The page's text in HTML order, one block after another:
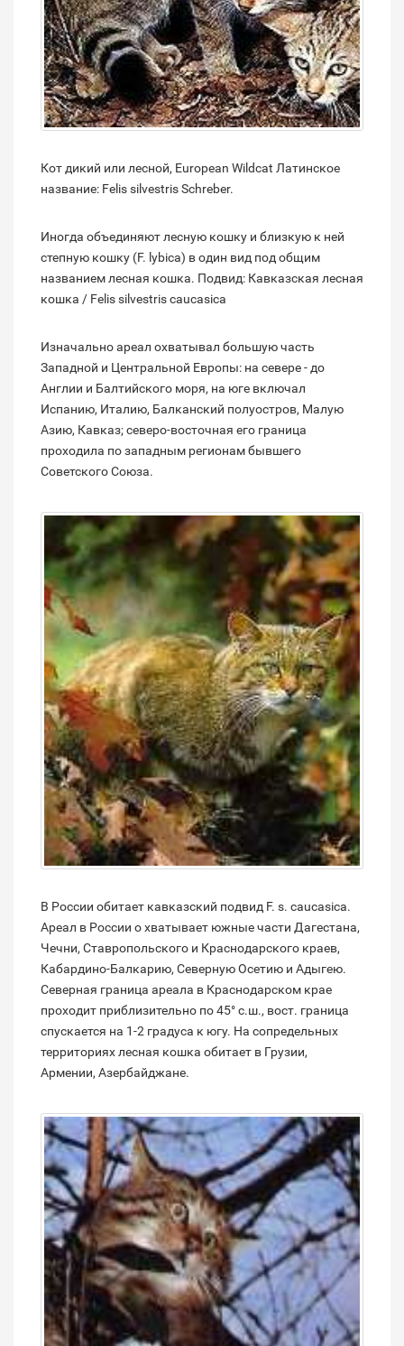
Кот дикий или лесной, European Wildcat Латинское
название: Felis silvestris Schreber.
Иногда объединяют лесную кошку и близкую к ней
степную кошку (F. lybica) в один вид под общим
названием лесная кошка. Подвид: Кавказская лесная
кошка / Felis silvestris caucasica
Изначально ареал охватывал большую часть
Западной и Центральной Европы: на севере - до
Англии и Балтийского моря, на юге включал
Испанию, Италию, Балканский полуостров, Малую
Азию, Кавказ; северо-восточная его граница
проходила по западным регионам бывшего
Советского Союза.
В России обитает кавказский подвид F. s. caucasica.
Ареал в России о хватывает южные части Дагестана,
Чечни, Ставропольского и Краснодарского краев,
Кабардино-Балкарию, Северную Осетию и Адыгею.
Северная граница ареала в Краснодарском крае
проходит приблизительно по 45° с.ш., вост. граница
спускается на 1-2 градуса к югу. На сопредельных
территориях лесная кошка обитает в Грузии,
Армении, Азербайджане.